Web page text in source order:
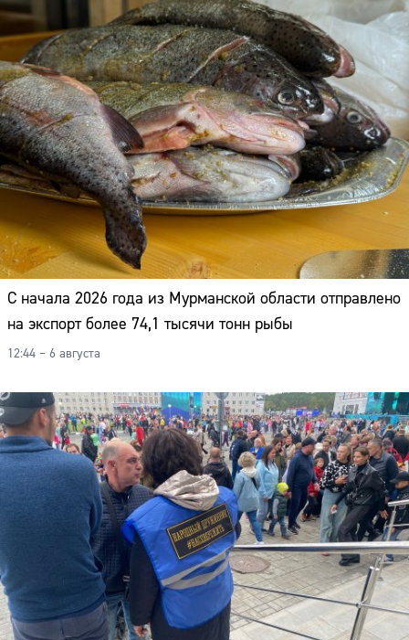
С начала 2026 года из Мурманской области отправлено
на экспорт более 74,1 тысячи тонн рыбы
12:44 – 6 августа
Адрес:
Телефон: